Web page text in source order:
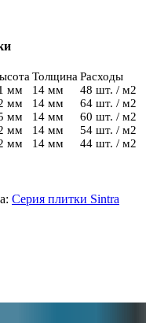
ТолщинаРасходы
мм 14 мм
48 шт. / м2
мм 14 мм
64 шт. / м2
мм 14 мм
60 шт. / м2
мм 14 мм
54 шт. / м2
мм 14 мм 44 шт. / м2
Серия плитки Sintra